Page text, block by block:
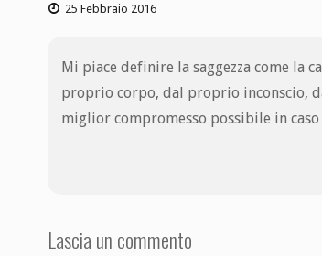
25 Febbraio 2016
Mi piace definire la saggezza come la
proprio corpo, dal proprio inconscio,
miglior compromesso possibile in
Lascia un commento